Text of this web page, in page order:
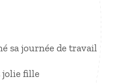
sa journée de travail
jolie fille